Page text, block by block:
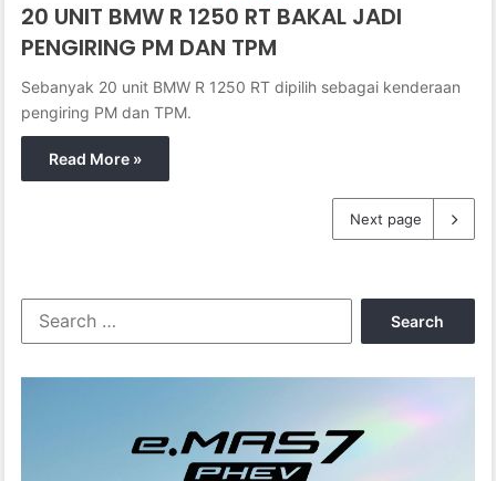
20 UNIT BMW R 1250 RT BAKAL JADI
PENGIRING PM DAN TPM
Sebanyak 20 unit BMW R 1250 RT dipilih sebagai kenderaan
pengiring PM dan TPM.
Read More »
Next page
r
f